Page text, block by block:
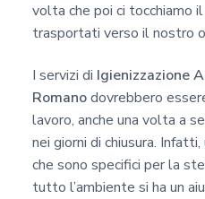
volta che poi ci tocchiamo
trasportati verso il nostro
I servizi di Igienizzazione
Romanodovrebbero
lavoro, anche una volta a
nei giorni di chiusura.
che sono specifici per la
tutto l’ambiente si ha un